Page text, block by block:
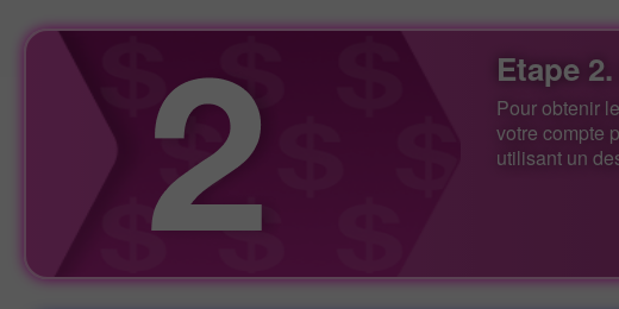
Etape
Pour obtenir
votre compte
utilisant un